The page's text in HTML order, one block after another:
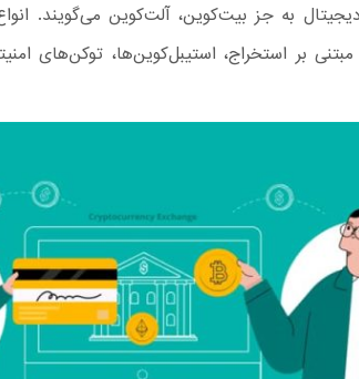
به جز بیت‌کوین، آلت‌کوین می‌گویند.
مبتنی بر استخراج، استیبل‌کوین‌ها، توکن‌های